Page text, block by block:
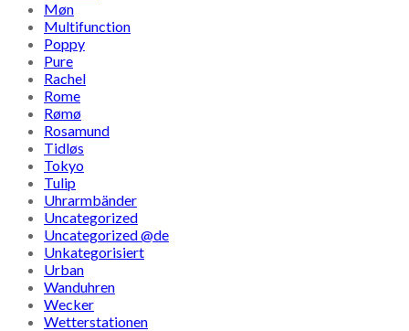
Møn
Multifunction
Poppy
Pure
Rachel
Rome
Rømø
Rosamund
Tidløs
Tokyo
Tulip
Uhrarmbänder
Uncategorized
Uncategorized @de
Unkategorisiert
Urban
Wanduhren
Wecker
Wetterstationen